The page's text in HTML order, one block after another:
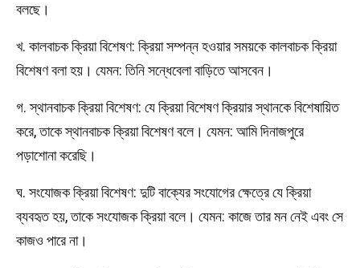
বলছে।
খ. কালবাচক ক্রিয়া বিশেষণ: ক্রিয়া সম্পন্ন হওয়ার সময়কে কালবাচক ক্রিয়া
বিশেষণ বলা হয়। যেমন: তিনি সন্ধেবেলা বাড়িতে আসবেন।
গ. স্থানবাচক ক্রিয়া বিশেষণ: যে ক্রিয়া বিশেষণ ক্রিয়ার স্থানকে বিশেষায়িত
করে, তাকে স্থানবাচক ক্রিয়া বিশেষণ বলে। যেমন: আমি দিনাজপুরে
পড়াশোনা করেছি।
ঘ. সংযোজক ক্রিয়া বিশেষণ: দুটি বাক্যের সংযোগের ক্ষেত্রে যে ক্রিয়া
ব্যবহৃত হয়, তাকে সংযোজক ক্রিয়া বলে। যেমন: কাজে তার মন নেই এবং সে
কাজও পারে না।